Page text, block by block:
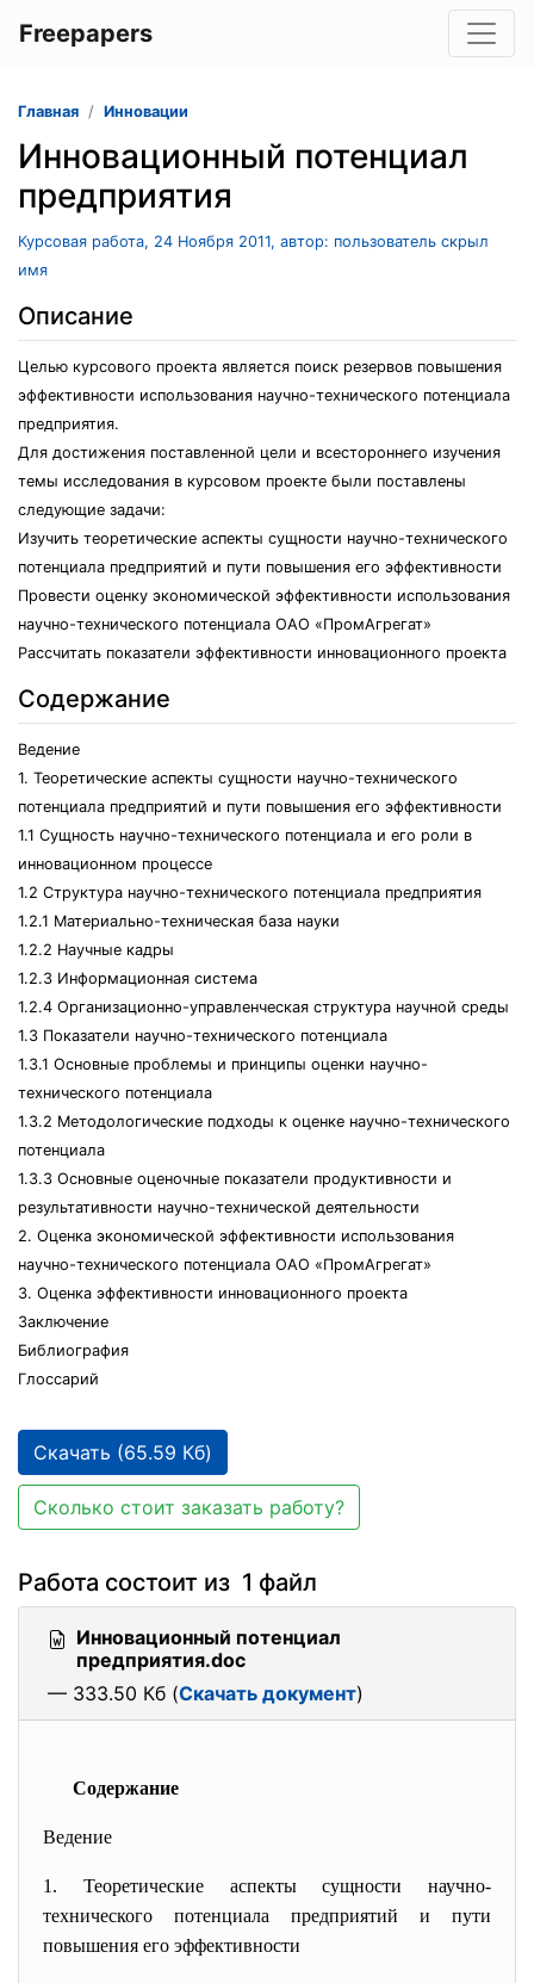
Freepapers
Главная Инновации
Инновационный потенциал
предприятия
Курсовая работа, 24 Ноября 2011, автор: пользователь скрыл
имя
Описание
Целью курсового проекта является поиск резервов повышения
эффективности использования научно-технического потенциала
предприятия.
Для достижения поставленной цели и всестороннего изучения
темы исследования в курсовом проекте были поставлены
следующие задачи:
Изучить теоретические аспекты сущности научно-технического
потенциала предприятий и пути повышения его эффективности
Провести оценку экономической эффективности использования
научно-технического потенциала ОАО «ПромАгрегат»
Рассчитать показатели эффективности инновационного проекта
Содержание
Ведение
1. Теоретические аспекты сущности научно-технического
потенциала предприятий и пути повышения его эффективности
1.1 Сущность научно-технического потенциала и его роли в
инновационном процессе
1.2 Структура научно-технического потенциала предприятия
1.2.1 Материально-техническая база науки
1.2.2 Научные кадры
1.2.3 Информационная система
1.2.4 Организационно-управленческая структура научной среды
1.3 Показатели научно-технического потенциала
1.3.1 Основные проблемы и принципы оценки научно-
технического потенциала
1.3.2 Методологические подходы к оценке научно-технического
потенциала
1.3.3 Основные оценочные показатели продуктивности и
результативности научно-технической деятельности
2. Оценка экономической эффективности использования
научно-технического потенциала ОАО «ПромАгрегат»
3. Оценка эффективности инновационного проекта
Заключение
Библиография
Глоссарий
Скачать (65.59 Кб)
Сколько стоит заказать работу?
Работа состоит из 1 файл
Инновационный потенциал
предприятия.doc
— 333.50 Кб (Скачать документ)
Содержание
Ведение
1.
Теоретические аспекты сущности научно-
технического потенциала предприятий и пути
повышения его эффективности